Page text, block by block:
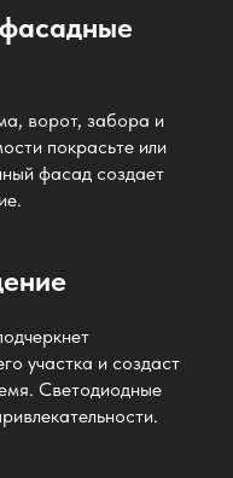
ворот, забора и
покрасьте или
фасад создает
участка и создаст
Светодиодные